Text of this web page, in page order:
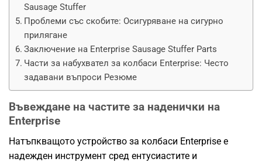
Sausage Stuffer
Проблеми със скобите: Осигуряване на сигурно
прилягане
Заключение на Enterprise Sausage Stuffer Parts
Части за набухвател за колбаси Enterprise: Често
задавани въпроси Резюме
Въвеждане на частите за наденички на
Enterprise
Натъпкващото устройство за колбаси Enterprise е
надежден инструмент сред ентусиастите и